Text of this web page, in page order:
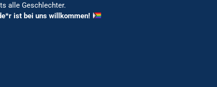
alle Geschlechter.
ist bei uns willkommen!